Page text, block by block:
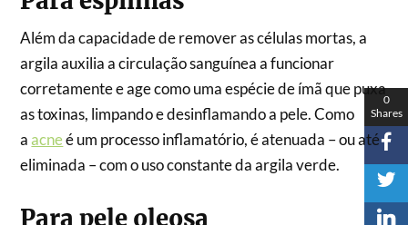
Além da capacidade de remover as células mortas, a
argila auxilia a circulação sanguínea a funcionar
corretamente e age como uma espécie de ímã que puxa
as toxinas, limpando e desinflamando a pele. Como
aacneé um processo inflamatório, é atenuada – ou até
eliminada – com o uso constante da argila verde.
Para pele oleosa
0
Shares